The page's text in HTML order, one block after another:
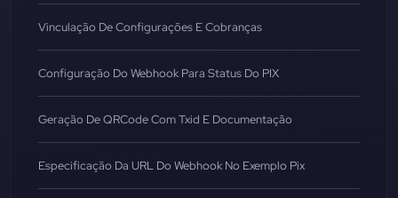
Vinculação De Configurações E Cobranças
Configuração Do Webhook Para Status Do PIX
Geração De QRCode Com Txid E Documentação
Especificação Da URL Do Webhook No Exemplo Pix